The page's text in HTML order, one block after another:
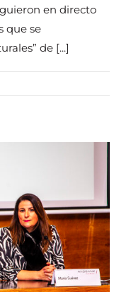
en directo
que se
de [...]